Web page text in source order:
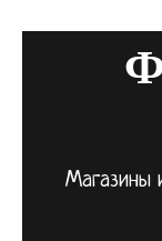
Магазины